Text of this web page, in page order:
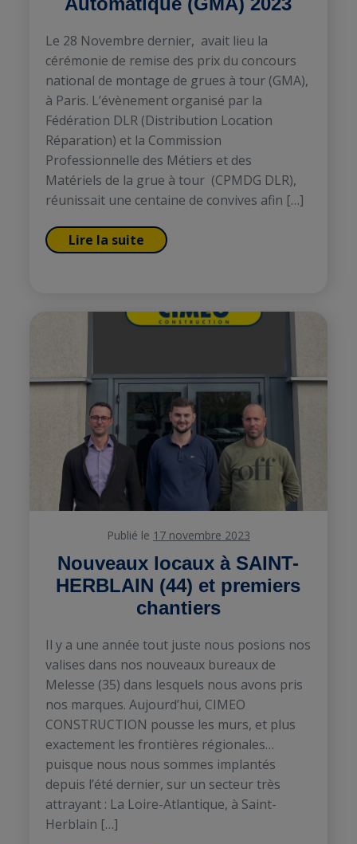
Le 28 Novembre dernier, avait lieu la
cérémonie de remise des prix du concours
national de montage de grues à tour (GMA),
à Paris. L’évènement organisé par la
Fédération DLR (Distribution Location
Réparation) et la Commission
Professionnelle des Métiers et des
Matériels de la grue à tour (CPMDG DLR),
réunissait une centaine de convives afin […]
Lire la suite
Nouveaux locaux à SAINT-
HERBLAIN (44) et premiers
chantiers
Publié le 17 novembre 2023
Il y a une année tout juste nous posions nos
valises dans nos nouveaux bureaux de
Melesse (35) dans lesquels nous avons pris
nos marques. Aujourd’hui, CIMEO
CONSTRUCTION pousse les murs, et plus
exactement les frontières régionales…
puisque nous nous sommes implantés
depuis l’été dernier, sur un secteur très
attrayant : La Loire-Atlantique, à Saint-
Herblain […]